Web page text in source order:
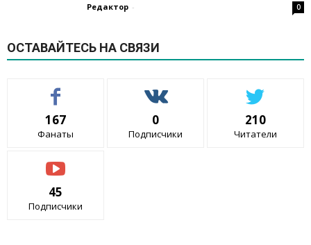
Редактор - 0
ОСТАВАЙТЕСЬ НА СВЯЗИ
167
Фанаты
0
Подписчики
210
Читатели
45
Подписчики